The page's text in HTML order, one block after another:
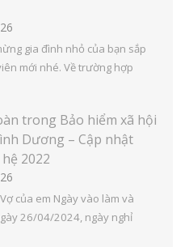
gia đình nhỏ của bạn sắp
mới nhé. Về trường hợp
trong Bảo hiểm xã hội
Dương – Cập nhật
2022
của em Ngày vào làm và
26/04/2024, ngày nghỉ